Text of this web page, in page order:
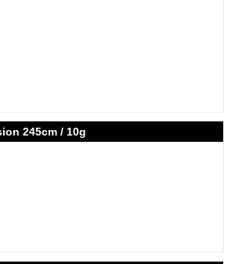
245cm / 10g